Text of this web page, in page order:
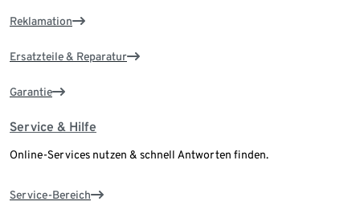
Reklamation
Ersatzteile & Reparatur
Garantie
Service & Hilfe
Online-Services nutzen & schnell Antworten finden.
Service-Bereich